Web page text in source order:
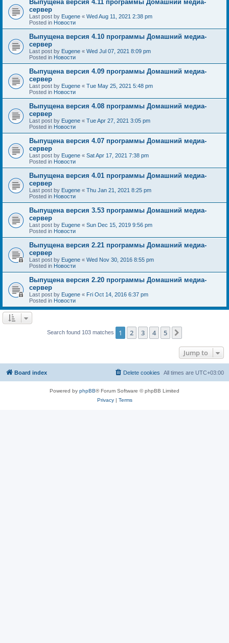
Выпущена версия 4.11 программы Домашний медиа-
сервер
Last post by Eugene « Wed Aug 11, 2021 2:38 pm
Posted in Новости
Выпущена версия 4.10 программы Домашний медиа-
сервер
Last post by Eugene « Wed Jul 07, 2021 8:09 pm
Posted in Новости
Выпущена версия 4.09 программы Домашний медиа-
сервер
Last post by Eugene « Tue May 25, 2021 5:48 pm
Posted in Новости
Выпущена версия 4.08 программы Домашний медиа-
сервер
Last post by Eugene « Tue Apr 27, 2021 3:05 pm
Posted in Новости
Выпущена версия 4.07 программы Домашний медиа-
сервер
Last post by Eugene « Sat Apr 17, 2021 7:38 pm
Posted in Новости
Выпущена версия 4.01 программы Домашний медиа-
сервер
Last post by Eugene « Thu Jan 21, 2021 8:25 pm
Posted in Новости
Выпущена версия 3.53 программы Домашний медиа-
сервер
Last post by Eugene « Sun Dec 15, 2019 9:56 pm
Posted in Новости
Выпущена версия 2.21 программы Домашний медиа-
сервер
Last post by Eugene « Wed Nov 30, 2016 8:55 pm
Posted in Новости
Выпущена версия 2.20 программы Домашний медиа-
сервер
Last post by Eugene « Fri Oct 14, 2016 6:37 pm
Posted in Новости
Search found 103 matches 1 2 3 4 5
Jump to
Board index All times are UTC+03:00
Delete cookies
Powered by phpBB® Forum Software © phpBB Limited
Privacy| Terms